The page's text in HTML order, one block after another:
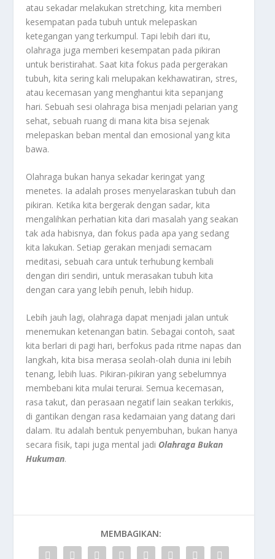
atau sekadar melakukan stretching, kita memberi
kesempatan pada tubuh untuk melepaskan
ketegangan yang terkumpul. Tapi lebih dari itu,
olahraga juga memberi kesempatan pada pikiran
untuk beristirahat. Saat kita fokus pada pergerakan
tubuh, kita sering kali melupakan kekhawatiran, stres,
atau kecemasan yang menghantui kita sepanjang
hari. Sebuah sesi olahraga bisa menjadi pelarian yang
sehat, sebuah ruang di mana kita bisa sejenak
melepaskan beban mental dan emosional yang kita
bawa.
Olahraga bukan hanya sekadar keringat yang
menetes. Ia adalah proses menyelaraskan tubuh dan
pikiran. Ketika kita bergerak dengan sadar, kita
mengalihkan perhatian kita dari masalah yang seakan
tak ada habisnya, dan fokus pada apa yang sedang
kita lakukan. Setiap gerakan menjadi semacam
meditasi, sebuah cara untuk terhubung kembali
dengan diri sendiri, untuk merasakan tubuh kita
dengan cara yang lebih penuh, lebih hidup.
Lebih jauh lagi, olahraga dapat menjadi jalan untuk
menemukan ketenangan batin. Sebagai contoh, saat
kita berlari di pagi hari, berfokus pada ritme napas dan
langkah, kita bisa merasa seolah-olah dunia ini lebih
tenang, lebih luas. Pikiran-pikiran yang sebelumnya
membebani kita mulai terurai. Semua kecemasan,
rasa takut, dan perasaan negatif lain seakan terkikis,
di gantikan dengan rasa kedamaian yang datang dari
dalam. Itu adalah bentuk penyembuhan, bukan hanya
secara fisik, tapi juga mental jadi Olahraga Bukan
Hukuman.
MEMBAGIKAN: